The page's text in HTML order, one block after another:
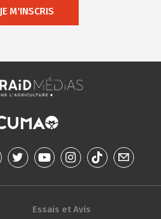
JE M'INSCRIS
Essais et Avis